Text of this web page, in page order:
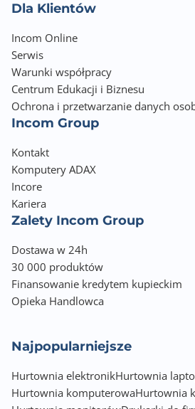
Dla Klientów
Incom Online
Serwis
Warunki współpracy
Centrum Edukacji i Biznesu
Ochrona i przetwarzanie danych
Incom Group
Kontakt
Komputery ADAX
Incore
Kariera
Zalety Incom Group
Dostawa w 24h
30 000 produktów
Finansowanie kredytem kupieckim
Opieka Handlowca
Najpopularniejsze
Hurtownia elektronikHurtownia
Hurtownia komputerowaHurtownia